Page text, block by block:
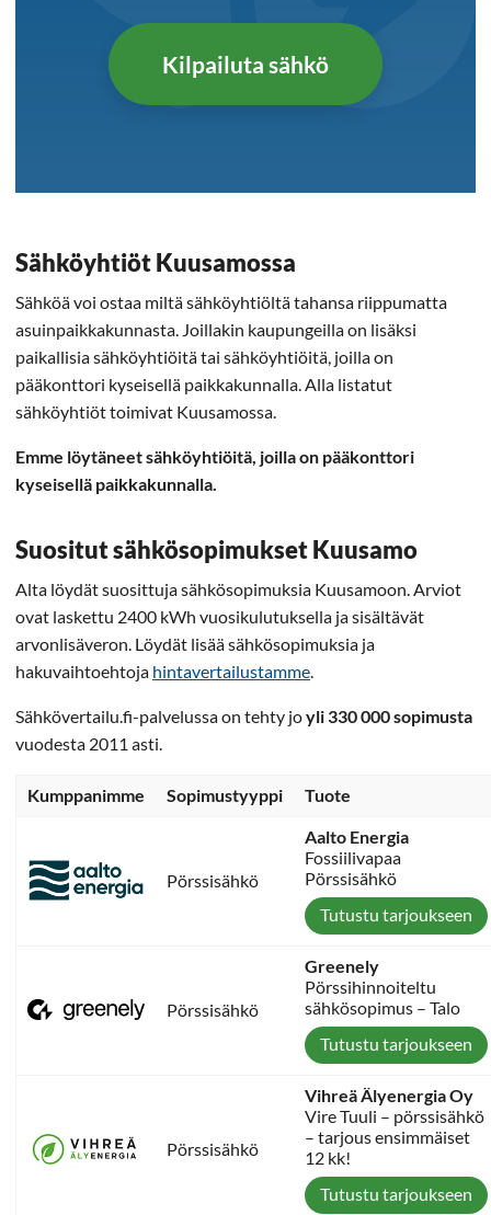
Kilpailuta sähkö
Sähköyhtiöt Kuusamossa
Sähköä voi ostaa miltä sähköyhtiöltä tahansa riippumatta
asuinpaikkakunnasta. Joillakin kaupungeilla on lisäksi
paikallisia sähköyhtiöitä tai sähköyhtiöitä, joilla on
pääkonttori kyseisellä paikkakunnalla. Alla listatut
sähköyhtiöt toimivat Kuusamossa.
Emme löytäneet sähköyhtiöitä, joilla on pääkonttori
kyseisellä paikkakunnalla.
Suositut sähkösopimukset Kuusamo
Alta löydät suosittuja sähkösopimuksia Kuusamoon. Arviot
ovat laskettu 2400 kWh vuosikulutuksella ja sisältävät
arvonlisäveron. Löydät lisää sähkösopimuksia ja
hakuvaihtoehtoja hintavertailustamme
Sähkövertailu.fi-palvelussa on tehty joyli 330 000 sopimusta
vuodesta 2011 asti.
Kumppanimme Sopimustyyppi Tuote
Pörssisähkö
Aalto Energia
Fossiilivapaa
Pörssisähkö
Tutustu tarjoukseen
Pörssisähkö
Greenely
Pörssihinnoiteltu
sähkösopimus – Talo
Tutustu tarjoukseen
Pörssisähkö
Vihreä Älyenergia Oy
Vire Tuuli – pörssisähkö
– tarjous ensimmäiset
12 kk!
Tutustu tarjoukseen